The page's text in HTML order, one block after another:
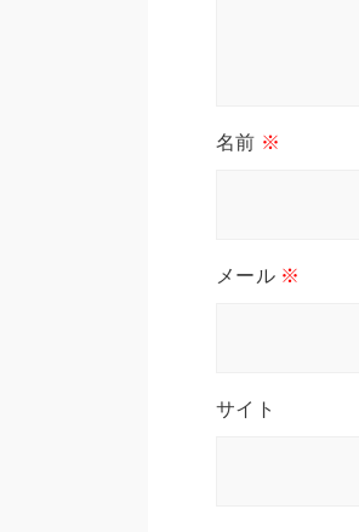
名前 ※
メール ※
サイト